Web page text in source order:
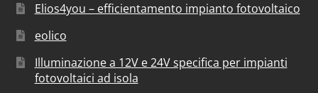
Elios4you – efficientamento impianto fotovoltaico
eolico
Illuminazione a 12V e 24V specifica per impianti
fotovoltaici ad isola